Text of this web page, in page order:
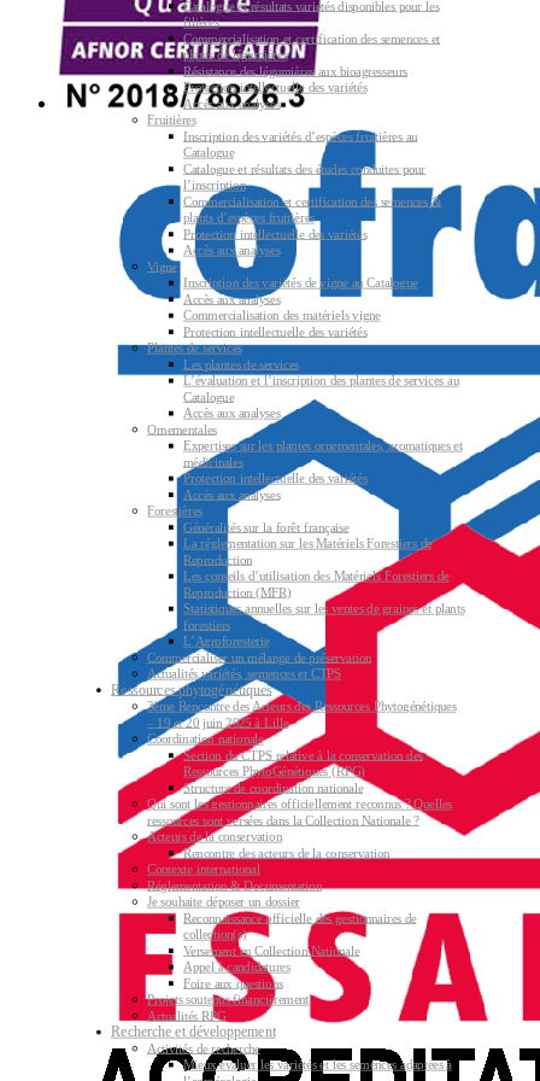
Catalogue et résultats variétés disponibles pour les
filières
Commercialisation et certification des semences et
plants de légumières
Résistance des légumières aux bioagresseurs
Protection intellectuelle des variétés
Accès aux analyses
Fruitières
Inscription des variétés d’espèces fruitières au
Catalogue
Catalogue et résultats des études conduites pour
l’inscription
Commercialisation et certification des semences &
plants d’espèces fruitières
Protection intellectuelle des variétés
Accès aux analyses
Vigne
Inscription des variétés de vigne au Catalogue
Accès aux analyses
Commercialisation des matériels vigne
Protection intellectuelle des variétés
Plantes de services
Les plantes de services
L’évaluation et l’inscription des plantes de services au
Catalogue
Accès aux analyses
Ornementales
Expertises sur les plantes ornementales, aromatiques et
médicinales
Protection intellectuelle des variétés
Accès aux analyses
Forestières
Généralités sur la forêt française
La réglementation sur les Matériels Forestiers de
Reproduction
Les conseils d’utilisation des Matériels Forestiers de
Reproduction (MFR)
Statistiques annuelles sur les ventes de graines et plants
forestiers
L’Agroforesterie
Commercialiser un mélange de préservation
Actualités variétés, semences et CTPS
Ressources phytogénétiques
3ème Rencontre des Acteurs des Ressources Phytogénétiques
– 19 et 20 juin 2025 à Lille
Coordination nationale
Section du CTPS relative à la conservation des
Ressources PhytoGénétiques (RPG)
Structure de coordination nationale
Qui sont les gestionnaires officiellement reconnus ? Quelles
ressources sont versées dans la Collection Nationale ?
Acteurs de la conservation
Rencontre des acteurs de la conservation
Contexte international
Réglementation & Documentation
Je souhaite déposer un dossier
Reconnaissance officielle des gestionnaires de
collection(s)
Versement en Collection Nationale
Appel à candidatures
Foire aux questions
Projets soutenus financièrement
Actualités RPG
Recherche et développement
Activités de recherche
Mieux évaluer les variétés et les semences adaptées à